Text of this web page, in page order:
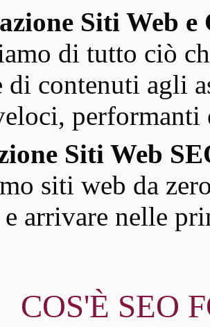
Siti Web
di tutto ciò
di contenuti agli
performanti
Siti Web
siti web da
arrivare nelle
COS'È SEO